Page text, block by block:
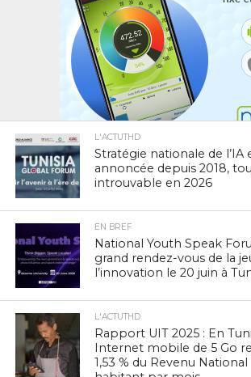
L'ACTUTHD
Stratégie nationale de l’IA
annoncée depuis 2018,
introuvable en 2026
EN BREF
National Youth Speak
grand rendez-vous de la
l’innovation le 20 juin à
L'ACTUTHD
Rapport UIT 2025 : En
Internet mobile de 5 Go
1,53 % du Revenu